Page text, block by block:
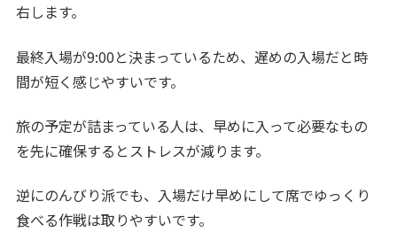
右します。
最終入場が9:00と決まっているため、遅めの入場だと時
間が短く感じやすいです。
旅の予定が詰まっている人は、早めに入って必要なもの
を先に確保するとストレスが減ります。
逆にのんびり派でも、入場だけ早めにして席でゆっくり
食べる作戦は取りやすいです。